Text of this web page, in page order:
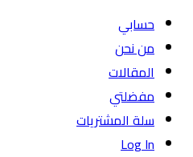
حسابي
من نحن
المقالات
مفضلتي
سلة المشتريات
Log In